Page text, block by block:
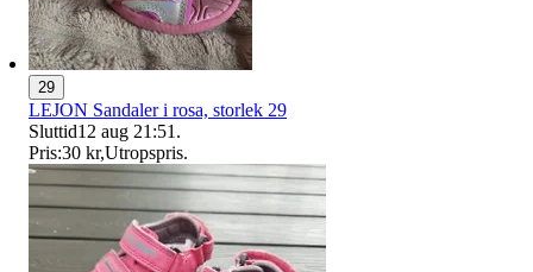
29
LEJON Sandaler i rosa, storlek 29
Sluttid12 aug 21:51 .
Pris:30 kr,Utropspris.